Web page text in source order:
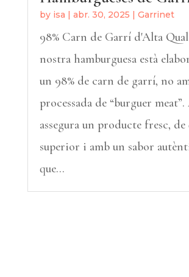
by isa abr. 30, 2025 Garrinet
98% Carn de Garrí d'Alta
nostra hamburguesa està
un 98% de carn de garrí, no
processada de “burguer
assegura un producte fresc,
superior i amb un sabor
que...